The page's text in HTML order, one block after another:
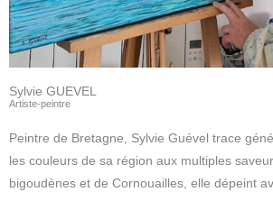
Sylvie GUEVEL
Artiste-peintre
Peintre de Bretagne, Sylvie Guével trace
les couleurs de sa région aux multiples
bigoudènes et de Cornouailles, elle dépeint